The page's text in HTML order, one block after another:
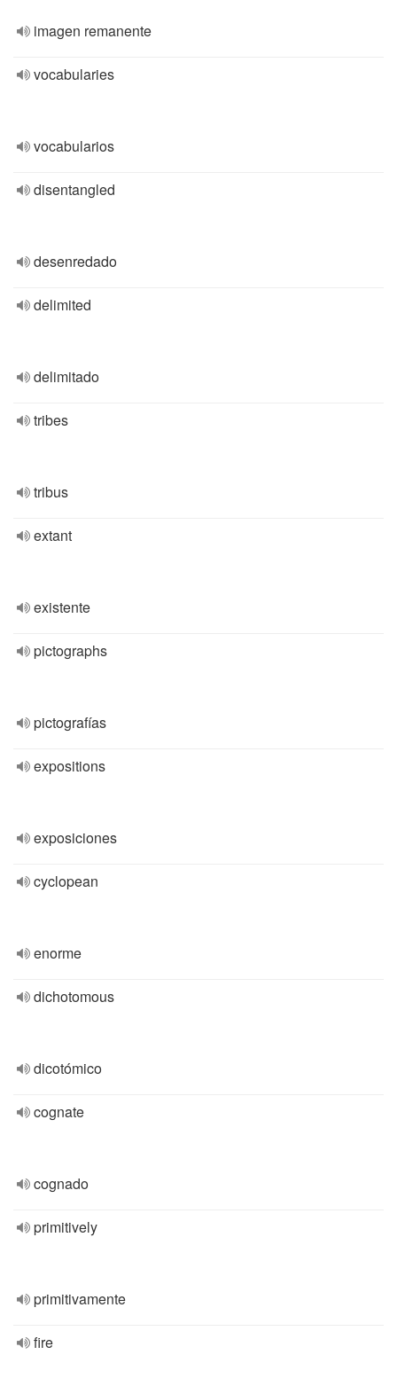
imagen remanente
vocabularies
vocabularios
disentangled
desenredado
delimited
delimitado
tribes
tribus
extant
existente
pictographs
pictografías
expositions
exposiciones
cyclopean
enorme
dichotomous
dicotómico
cognate
cognado
primitively
primitivamente
fire